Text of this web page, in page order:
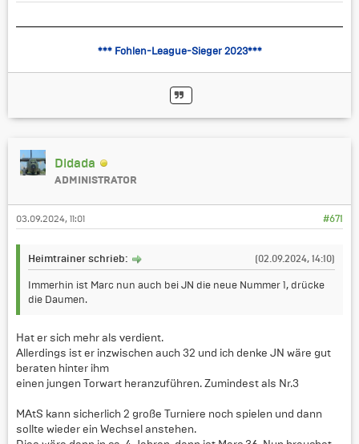
*** Fohlen-League-Sieger 2023***
Didada
ADMINISTRATOR
#671
03.09.2024, 11:01
(02.09.2024, 14:10)
Heimtrainer schrieb:
Immerhin ist Marc nun auch bei JN die neue Nummer 1, drücke
die Daumen.
Hat er sich mehr als verdient.
Allerdings ist er inzwischen auch 32 und ich denke JN wäre gut
beraten hinter ihm
einen jungen Torwart heranzuführen. Zumindest als Nr.3
MAtS kann sicherlich 2 große Turniere noch spielen und dann
sollte wieder ein Wechsel anstehen.